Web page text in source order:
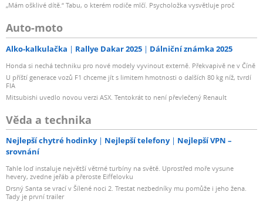
„Mám ošklivé dítě.“ Tabu, o kterém rodiče mlčí. Psycholožka vysvětluje proč
Auto-moto
Alko-kalkulačka Rallye Dakar 2025 Dálniční známka 2025
Honda si nechá techniku pro nové modely vyvinout externě. Překvapivě ne v Číně
U příští generace vozů F1 chceme jít s limitem hmotnosti o dalších 80 kg níž, tvrdí
FIA
Mitsubishi uvedlo novou verzi ASX. Tentokrát to není převlečený Renault
Věda a technika
Nejlepší chytré hodinky Nejlepší telefony
Nejlepší VPN –
srovnání
Tahle loď instaluje největší větrné turbíny na světě. Uprostřed moře vysune
hevery, zvedne jeřáb a přeroste Eiffelovku
Drsný Santa se vrací v Šílené noci 2. Trestat nezbedníky mu pomůže i jeho žena.
Tady je první trailer